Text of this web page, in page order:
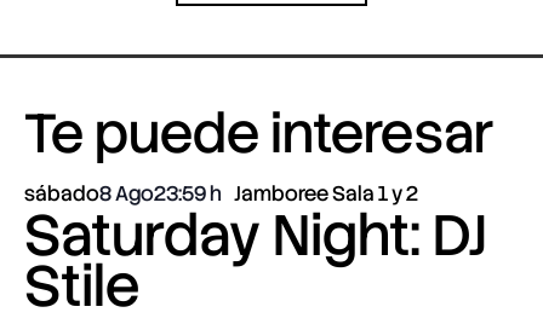
Te puede interesar
sábado8 Ago23:59 Jamboree Sala 1 y 2
Saturday Night: DJ
Stile